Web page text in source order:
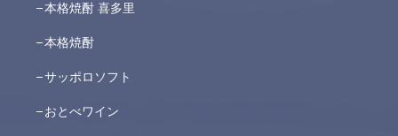
本格焼酎 喜多里
本格焼酎
サッポロソフト
おとべワイン